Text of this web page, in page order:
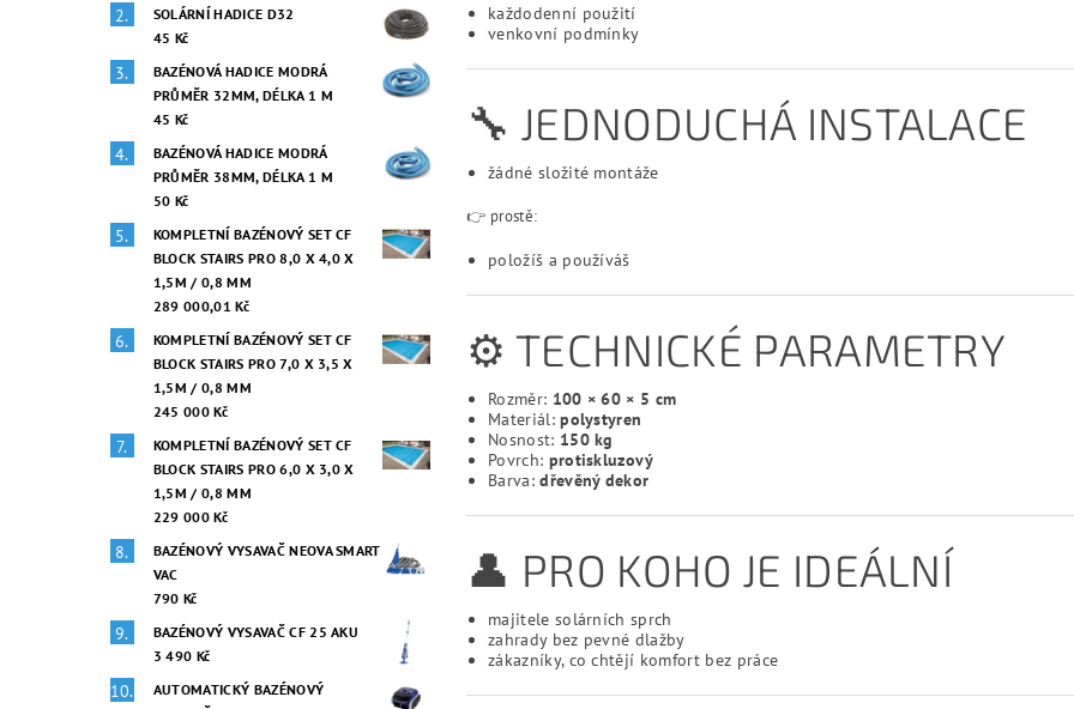
SOLÁRNÍ HADICE D32
45 Kč
BAZÉNOVÁ HADICE MODRÁ
PRŮMĚR 32MM, DÉLKA 1 M
45 Kč
BAZÉNOVÁ HADICE MODRÁ
PRŮMĚR 38MM, DÉLKA 1 M
50 Kč
KOMPLETNÍ BAZÉNOVÝ SET CF
BLOCK STAIRS PRO 8,0 X 4,0 X
1,5M / 0,8 MM
289 000,01 Kč
KOMPLETNÍ BAZÉNOVÝ SET CF
BLOCK STAIRS PRO 7,0 X 3,5 X
1,5M / 0,8 MM
245 000 Kč
KOMPLETNÍ BAZÉNOVÝ SET CF
BLOCK STAIRS PRO 6,0 X 3,0 X
1,5M / 0,8 MM
229 000 Kč
BAZÉNOVÝ VYSAVAČ NEOVA SMART
VAC
790 Kč
BAZÉNOVÝ VYSAVAČ CF 25 AKU
3 490 Kč
AUTOMATICKÝ BAZÉNOVÝ
každodenní použití
venkovní podmínky
🔧 JEDNODUCHÁ INSTALACE
žádné složité montáže
👉 prostě:
položíš a používáš
⚙️ TECHNICKÉ PARAMETRY
Rozměr: 100 × 60 × 5 cm
Materiál:polystyren
Nosnost: 150 kg
Povrch: protiskluzový
Barva:dřevěný dekor
👤 PRO KOHO JE IDEÁLNÍ
majitele solárních sprch
zahrady bez pevné dlažby
zákazníky, co chtějí komfort bez práce